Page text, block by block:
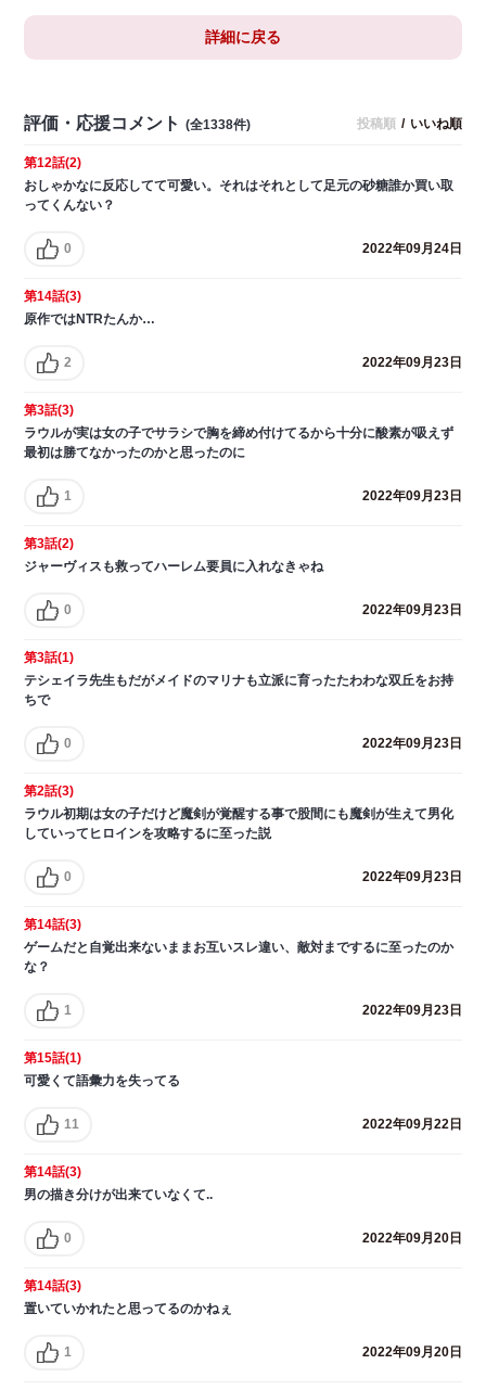
詳細に戻る
評価・応援コメント (全1338件) 投稿順 / いいね順
第12話(2)
おしゃかなに反応してて可愛い。それはそれとして足元の砂糖誰か買い取
ってくんない？
0 2022年09月24日
第14話(3)
原作ではNTRたんか…
2 2022年09月23日
第3話(3)
ラウルが実は女の子でサラシで胸を締め付けてるから十分に酸素が吸えず
最初は勝てなかったのかと思ったのに
1 2022年09月23日
第3話(2)
ジャーヴィスも救ってハーレム要員に入れなきゃね
0 2022年09月23日
第3話(1)
テシェイラ先生もだがメイドのマリナも立派に育ったたわわな双丘をお持
ちで
0 2022年09月23日
第2話(3)
ラウル初期は女の子だけど魔剣が覚醒する事で股間にも魔剣が生えて男化
していってヒロインを攻略するに至った説
0 2022年09月23日
第14話(3)
ゲームだと自覚出来ないままお互いスレ違い、敵対までするに至ったのか
な？
1 2022年09月23日
第15話(1)
可愛くて語彙力を失ってる
11 2022年09月22日
第14話(3)
男の描き分けが出来ていなくて..
0 2022年09月20日
第14話(3)
置いていかれたと思ってるのかねぇ
1 2022年09月20日